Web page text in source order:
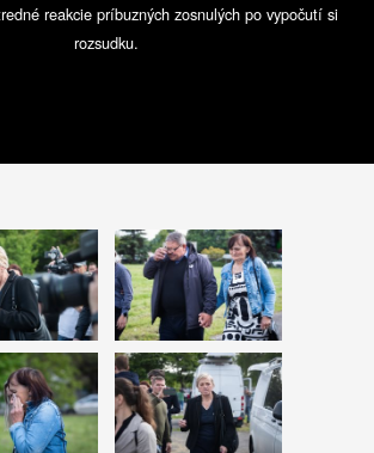
reakcie príbuzných zosnulých po vypočutí si
rozsudku.